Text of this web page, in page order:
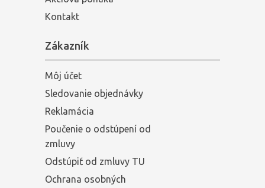
Kontakt
Zákazník
Môj účet
Sledovanie objednávky
Reklamácia
Poučenie o odstúpení od
zmluvy
Odstúpiť od zmluvy TU
Ochrana osobných